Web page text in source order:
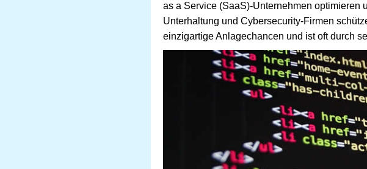
as a Service (SaaS)-Unternehmen optimieren
Unterhaltung und Cybersecurity-Firmen
einzigartige Anlagechancen und ist oft durch